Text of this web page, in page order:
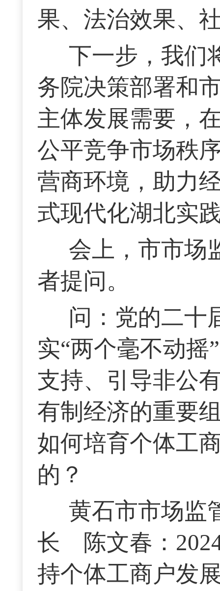
果、法治效果、
下一步，我们
务院决策部署和
主体发展需要，
公平竞争市场秩
营商环境，助力
式现代化湖北实
会上，市市场
者提问。
问：党的二十
实“两个毫不动摇
支持、引导非公
有制经济的重要
如何培育个体工
的？
黄石市市场监
长 陈文春：
持个体工商户发